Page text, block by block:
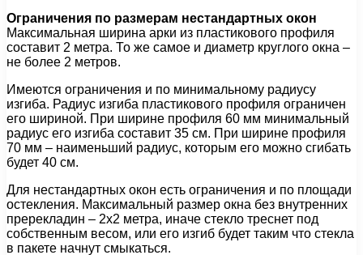
Ограничения по размерам нестандартных окон
Максимальная ширина арки из пластикового профиля
составит 2 метра. То же самое и диаметр круглого окна –
не более 2 метров.
Имеются ограничения и по минимальному радиусу
изгиба. Радиус изгиба пластикового профиля ограничен
его шириной. При ширине профиля 60 мм минимальный
радиус его изгиба составит 35 см. При ширине профиля
70 мм – наименьший радиус, которым его можно сгибать
будет 40 см.
Для нестандартных окон есть ограничения и по площади
остекления. Максимальный размер окна без внутренних
пререкладин – 2х2 метра, иначе стекло треснет под
собственным весом, или его изгиб будет таким что стекла
в пакете начнут смыкаться.